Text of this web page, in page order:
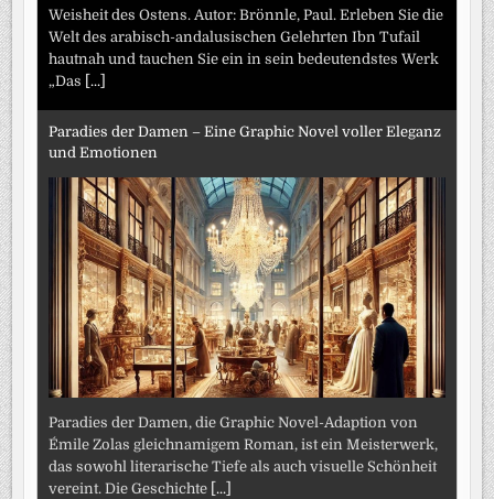
Weisheit des Ostens. Autor: Brönnle, Paul. Erleben Sie die
Welt des arabisch-andalusischen Gelehrten Ibn Tufail
hautnah und tauchen Sie ein in sein bedeutendstes Werk
„Das
[...]
Paradies der Damen – Eine Graphic Novel voller Eleganz
und Emotionen
Paradies der Damen, die Graphic Novel-Adaption von
Émile Zolas gleichnamigem Roman, ist ein Meisterwerk,
das sowohl literarische Tiefe als auch visuelle Schönheit
vereint. Die Geschichte [...]